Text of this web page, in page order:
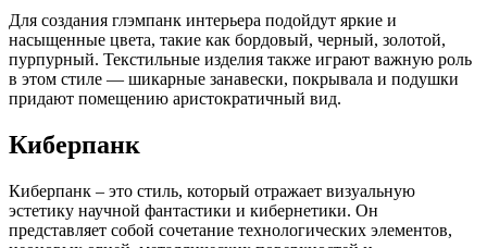
Для создания глэмпанк интерьера подойдут яркие и
насыщенные цвета, такие как бордовый, черный, золотой,
пурпурный. Текстильные изделия также играют важную роль
в этом стиле — шикарные занавески, покрывала и подушки
придают помещению аристократичный вид.
Киберпанк
Киберпанк – это стиль, который отражает визуальную
эстетику научной фантастики и кибернетики. Он
представляет собой сочетание технологических элементов,